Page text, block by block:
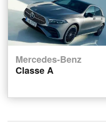
Mercedes-Benz
Classe A